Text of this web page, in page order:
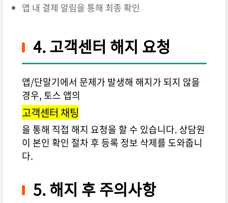
앱 내 결제 알림을 통해 최종 확인
4. 고객센터 해지 요청
앱/단말기에서 문제가 발생해 해지가 되지 않을
경우, 토스 앱의
고객센터 채팅
을 통해 직접 해지 요청을 할 수 있습니다. 상담원
이 본인 확인 절차 후 등록 정보 삭제를 도와줍니
다.
5. 해지 후 주의사항